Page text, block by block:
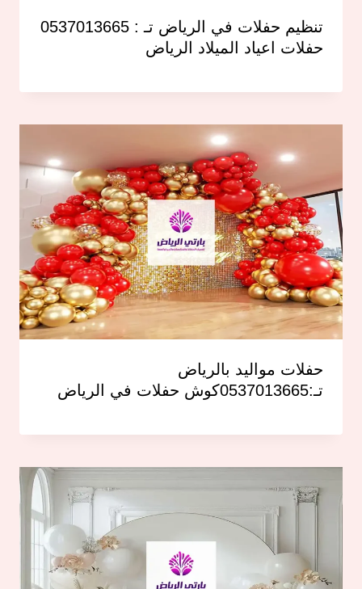
تنظيم حفلات في الرياض تـ : 0537013665
حفلات اعياد الميلاد الرياض
حفلات مواليد بالرياض
تـ:0537013665كوش حفلات في الرياض